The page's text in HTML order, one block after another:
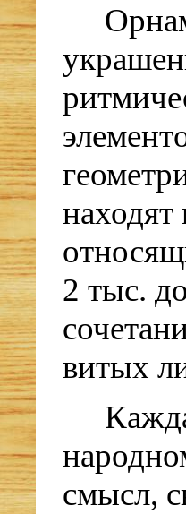
находят
2 тыс.
витых
смысл,